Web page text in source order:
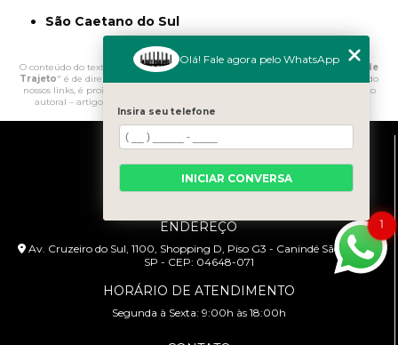
São Caetano do Sul
O conteúdo do texto "
Palestra sobre Redução de Custos por Acidente de
Trajeto" é de direito reservado. Sua reprodução, parcial ou total, mesmo citando
nossos links, é proibida sem a autorização do autor. Crime de violação de direito
autoral – artigo 184 do Código Penal –
ENDEREÇO
Av. Cruzeiro do Sul, 1100, Shopping D, Piso G3 - Canindé São Paulo -
SP - CEP: 04648-071
HORÁRIO DE ATENDIMENTO
Segunda à Sexta: 9:00h às 18:00h
1
Olá! Fale agora pelo WhatsApp
Insira seu telefone
INICIAR CONVERSA